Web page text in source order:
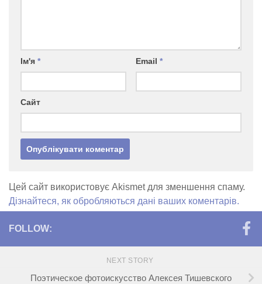
Ім'я * Email *
Сайт
Цей сайт використовує Akismet для зменшення спаму.
Дізнайтеся, як обробляються дані ваших коментарів.
FOLLOW:
NEXT STORY
Поэтическое фотоискусство Алексея Тишевского